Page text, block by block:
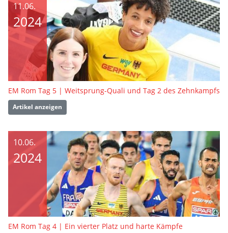
11.06.
2024
EM Rom Tag 5 | Weitsprung-Quali und Tag 2 des Zehnkampfs
Artikel anzeigen
10.06.
2024
EM Rom Tag 4 | Ein vierter Platz und harte Kämpfe